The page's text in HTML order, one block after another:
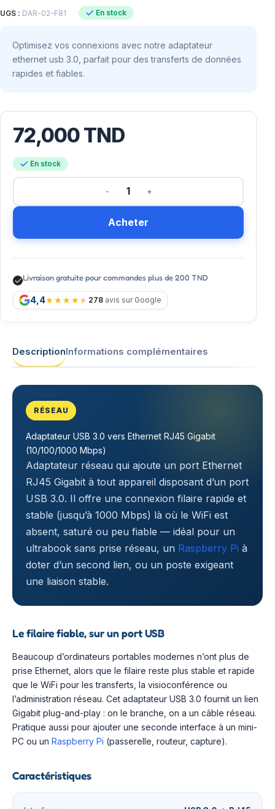
UGS : DAR-02-F81 En stock
Optimisez vos connexions avec notre adaptateur
ethernet usb 3.0, parfait pour des transferts de données
rapides et fiables.
72,000TND
En stock
Acheter
Livraison gratuite pour commandes plus de 200 TND
4,4 278 avis sur Google
DescriptionInformations complémentaires
RÉSEAU
Adaptateur USB 3.0 vers Ethernet RJ45 Gigabit
(10/100/1000 Mbps)
Adaptateur réseau qui ajoute un port Ethernet
RJ45 Gigabit à tout appareil disposant d’un port
USB 3.0. Il offre une connexion filaire rapide et
stable (jusqu’à 1000 Mbps) là où le WiFi est
absent, saturé ou peu fiable — idéal pour un
ultrabook sans prise réseau, un Raspberry Pi à
doter d’un second lien, ou un poste exigeant
une liaison stable.
Le filaire fiable, sur un port USB
Beaucoup d’ordinateurs portables modernes n’ont plus de
prise Ethernet, alors que le filaire reste plus stable et rapide
que le WiFi pour les transferts, la visioconférence ou
l’administration réseau. Cet adaptateur USB 3.0 fournit un lien
Gigabit plug-and-play : on le branche, on a un câble réseau.
Pratique aussi pour ajouter une seconde interface à un mini-
PC ou un Raspberry Pi (passerelle, routeur, capture).
Caractéristiques